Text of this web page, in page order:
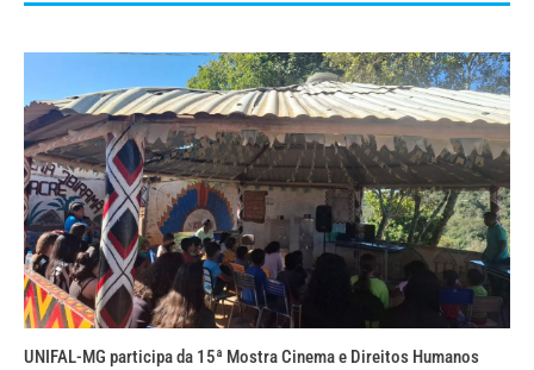
UNIFAL-MG participa da 15ª Mostra Cinema e Direitos Humanos